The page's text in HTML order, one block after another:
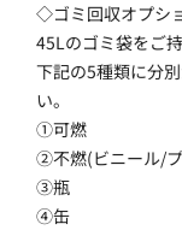
◇ゴミ回収オプシ
45Lのゴミ袋をご
下記の5種類に分
い。
①可燃
②不燃(ビニール/
③瓶
④缶